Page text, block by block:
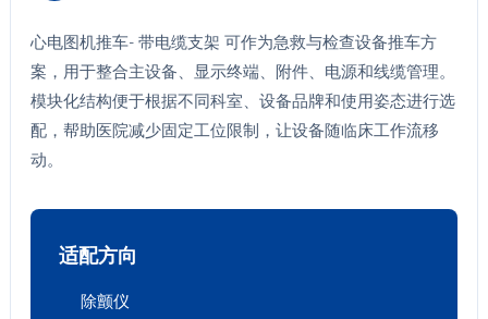
心电图机推车- 带电缆支架 可作为急救与检查设备推车方
案，用于整合主设备、显示终端、附件、电源和线缆管理。
模块化结构便于根据不同科室、设备品牌和使用姿态进行选
配，帮助医院减少固定工位限制，让设备随临床工作流移
动。
适配方向
除颤仪